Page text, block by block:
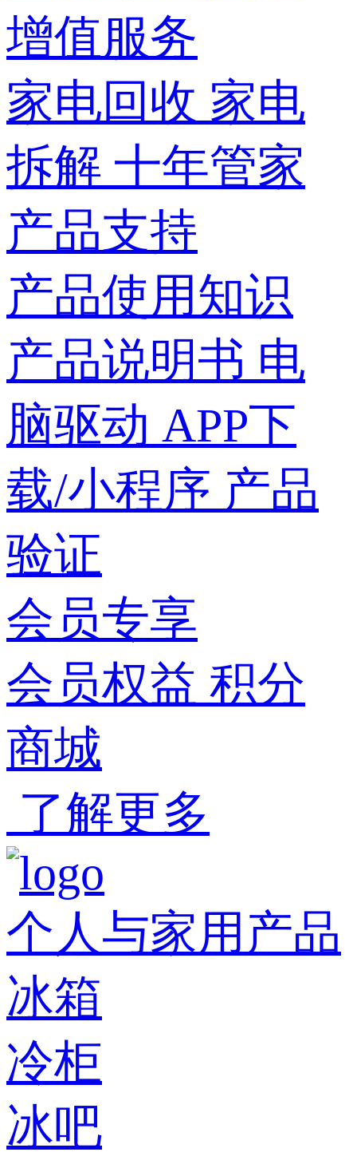
增值服务
家电回收 家电
拆解 十年管家
产品支持
产品使用知识
产品说明书 电
脑驱动 APP下
载/小程序 产品
验证
会员专享
会员权益 积分
商城
了解更多
个人与家用产品
冰箱
冷柜
冰吧